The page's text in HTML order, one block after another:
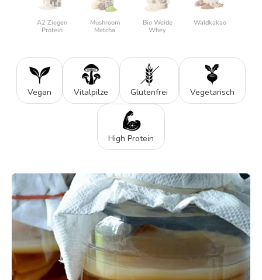
A2 Ziegen
Protein
Mushroom
Matcha
Bio Weide
Whey
Waldkakao
Vegan Vitalpilze Glutenfrei Vegetarisch
High Protein